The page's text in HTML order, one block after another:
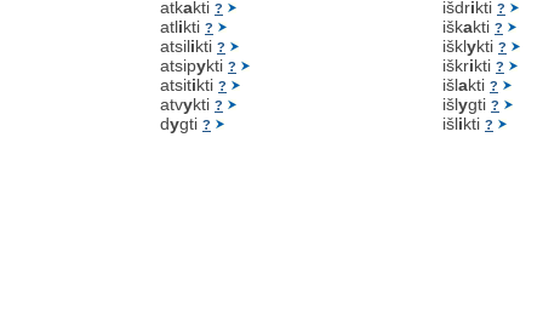
atkakti ?
atlikti ?
atsilikti ?
atsipykti ?
atsitikti ?
atvykti ?
dygti ?
išdrikti ?
iškakti ?
išklykti ?
iškrikti ?
išlakti ?
išlygti ?
išlikti ?